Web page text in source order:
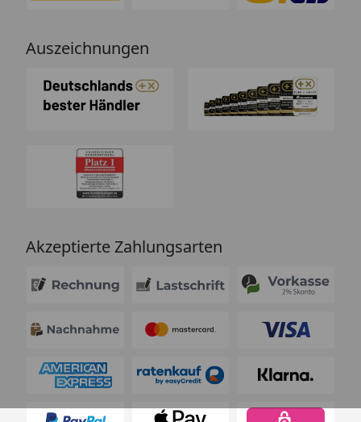
Auszeichnungen
Akzeptierte Zahlungsarten